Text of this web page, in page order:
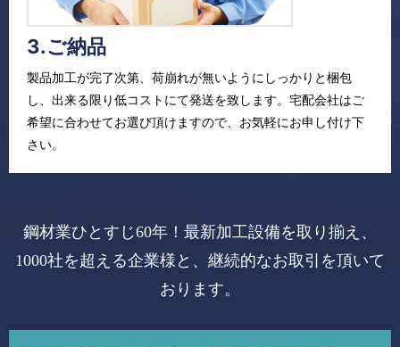
3.ご納品
製品加工が完了次第、荷崩れが無いようにしっかりと梱包
し、出来る限り低コストにて発送を致します。宅配会社はご
希望に合わせてお選び頂けますので、お気軽にお申し付け下
さい。
鋼材業ひとすじ60年！最新加工設備を取り揃え、
1000社を超える企業様と、継続的なお取引を頂いて
おります。